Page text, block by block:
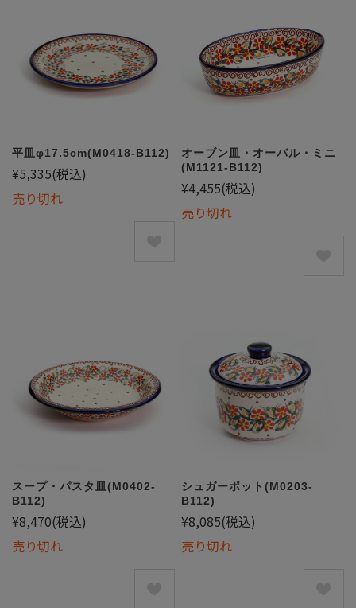
平皿φ17.5cm(M0418-B112)
¥5,335(税込)
売り切れ
オーブン皿・オーバル・ミニ
(M1121-B112)
¥4,455(税込)
売り切れ
スープ・パスタ皿(M0402-
B112)
¥8,470(税込)
売り切れ
シュガーポット(M0203-
B112)
¥8,085(税込)
売り切れ